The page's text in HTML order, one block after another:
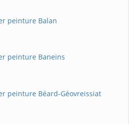
peinture Balan
peinture Baneins
peinture Béard-Géovreissiat